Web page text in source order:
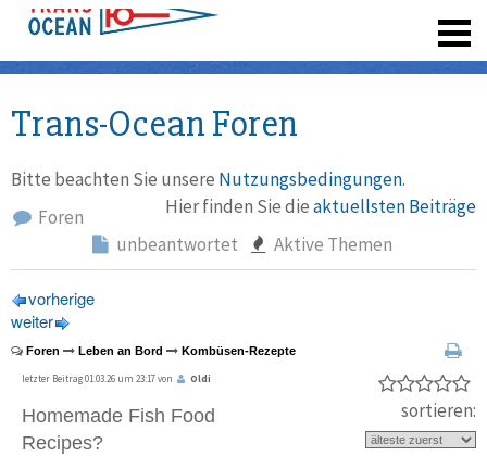
Trans-Ocean Foren
Bitte beachten Sie unsere Nutzungsbedingungen.
Hier finden Sie dieaktuellsten Beiträge
Foren
unbeantwortet
Aktive Themen
vorherige
weiter
Foren Leben an Bord Kombüsen-Rezepte
letzter Beitrag 01.03.26 um 23:17 von Oldi
Homemade Fish Food
Recipes?
sortieren: